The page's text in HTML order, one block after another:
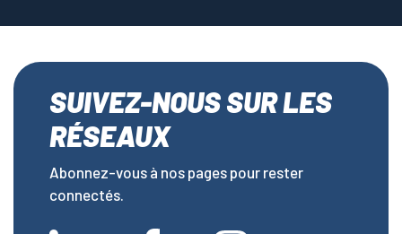
SUIVEZ-NOUS SUR LES
RÉSEAUX
Abonnez-vous à nos pages pour rester
connectés.